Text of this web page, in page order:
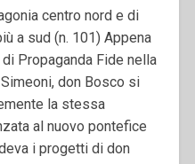
centro nord e di
a sud (n. 101) Appena
Propaganda Fide nella
don Bosco si
la stessa
al nuovo pontefice
i progetti di don